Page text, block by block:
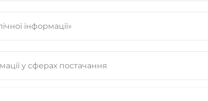
інформації»
у сферах постачання